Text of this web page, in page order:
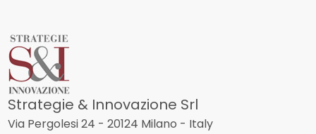
Strategie & Innovazione Srl
Via Pergolesi 24 - 20124 Milano - Italy